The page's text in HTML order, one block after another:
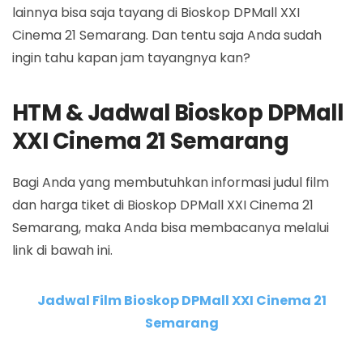
lainnya bisa saja tayang di Bioskop DPMall XXI
Cinema 21 Semarang. Dan tentu saja Anda sudah
ingin tahu kapan jam tayangnya kan?
HTM & Jadwal Bioskop DPMall
XXI Cinema 21 Semarang
Bagi Anda yang membutuhkan informasi judul film
dan harga tiket di Bioskop DPMall XXI Cinema 21
Semarang, maka Anda bisa membacanya melalui
link di bawah ini.
Jadwal Film Bioskop DPMall XXI Cinema 21
Semarang